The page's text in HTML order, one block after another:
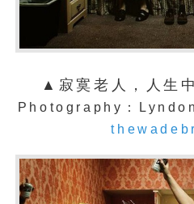
▲寂寞老人，人生
Photography：Lyndon